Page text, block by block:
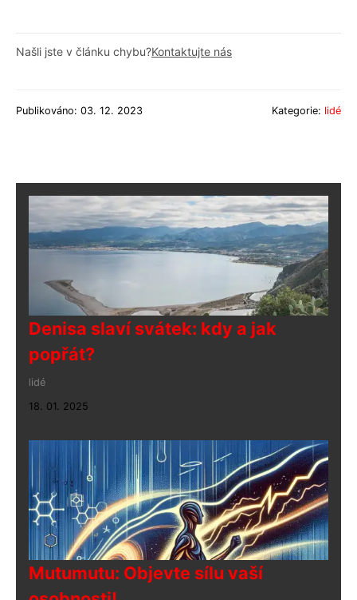
Našli jste v článku chybu?Kontaktujte nás
Publikováno: 03. 12. 2023 Kategorie: lidé
Denisa slaví svátek: kdy a jak
popřát?
lidé
18. 01. 2025
Mutumutu: Objevte sílu vaší